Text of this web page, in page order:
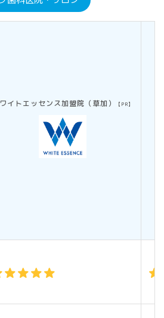
イトエッセンス加盟院（草加） 【PR】